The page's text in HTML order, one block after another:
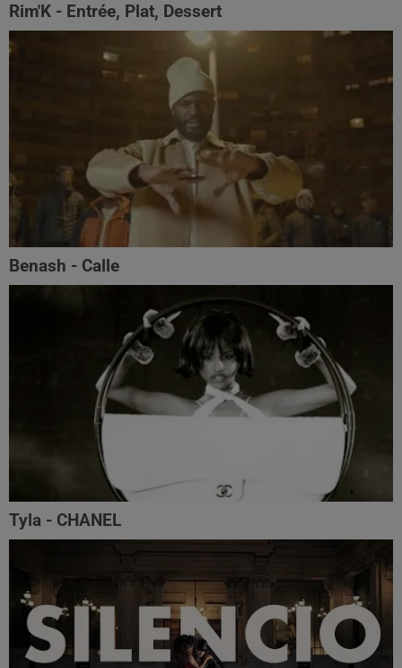
Rim'K - Entrée, Plat, Dessert
Benash - Calle
Tyla - CHANEL